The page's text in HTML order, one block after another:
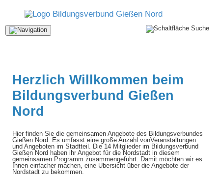
Navigation
ein-/ausblenden
Herzlich Willkommen beim
Bildungsverbund Gießen
Nord
Hier finden Sie die gemeinsamen Angebote des Bildungsverbundes
Gießen Nord. Es umfasst eine große Anzahl vonVeranstaltungen
und Angeboten im Stadtteil. Die 14 Mitglieder im Bildungsverbund
Gießen Nord haben ihr Angebot für die Nordstadt in diesem
gemeinsamen Programm zusammengeführt. Damit möchten wir es
Ihnen einfacher machen, eine Übersicht über die Angebote der
Nordstadt zu bekommen.